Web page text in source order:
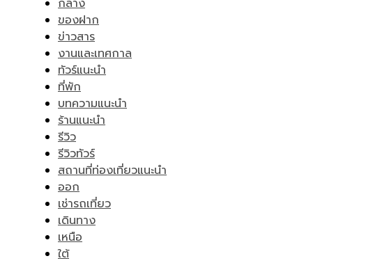
ของฝาก
ข่าวสาร
งานและเทศกาล
ทัวร์แนะนำ
ที่พัก
บทความแนะนำ
ร้านแนะนำ
รีวิว
รีวิวทัวร์
สถานที่ท่องเที่ยวแนะนำ
ออก
เช่ารถเที่ยว
เดินทาง
เหนือ
ใต้